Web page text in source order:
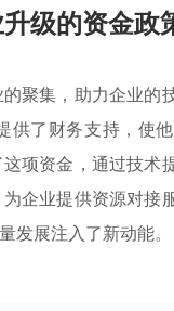
级的资金政
聚集，助力企业的
供了财务支持，使
项资金，通过技术
企业提供资源对接
发展注入了新动能。